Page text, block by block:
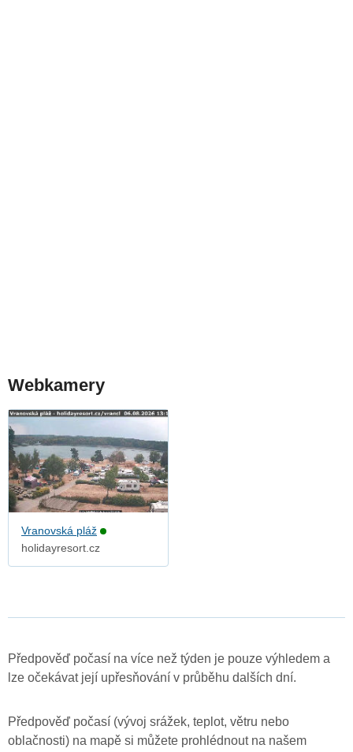
Webkamery
Vranovská pláž
holidayresort.cz
Předpověď počasí na více než týden je pouze výhledem a
lze očekávat její upřesňování v průběhu dalších dní.
Předpověď počasí (vývoj srážek, teplot, větru nebo
oblačnosti) na mapě si můžete prohlédnout na našem